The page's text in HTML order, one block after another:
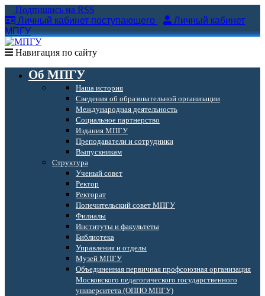
Подпишись на RSS
Личный кабинет поступающего
Личный кабинет
МПГУ
Навигация по сайту
Об МПГУ
Наша история
Сведения об образовательной организации
Международная деятельность
Социальное партнерство
Издания МПГУ
Преподаватели и сотрудники
Выпускникам
Структура
Ученый совет
Ректор
Ректорат
Попечительский совет МПГУ
Филиалы
Институты и факультеты
Библиотека
Управления и отделы
Музей МПГУ
Объединенная первичная профсоюзная организация
Московского педагогического государственного
университета (ОППО МПГУ)